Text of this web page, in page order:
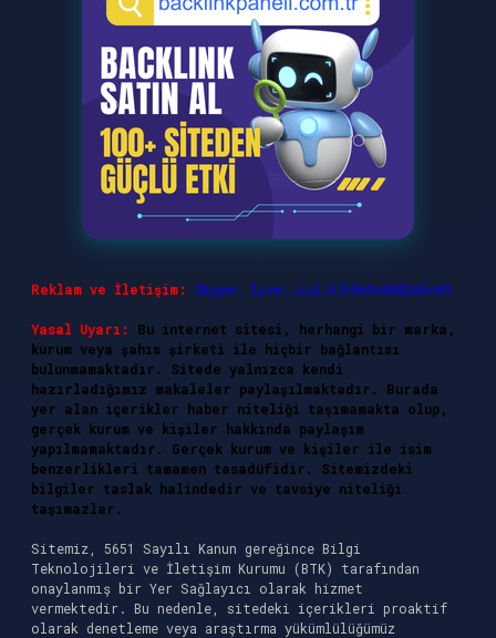
Reklam ve İletişim: Skype: live:.cid.575569c608265c69
Yasal Uyarı:
Bu internet sitesi, herhangi bir marka,
kurum veya şahıs şirketi ile hiçbir bağlantısı
bulunmamaktadır. Sitede yalnızca kendi
hazırladığımız makaleler paylaşılmaktadır. Burada
yer alan içerikler haber niteliği taşımamakta olup,
gerçek kurum ve kişiler hakkında paylaşım
yapılmamaktadır. Gerçek kurum ve kişiler ile isim
benzerlikleri tamamen tesadüfidir. Sitemizdeki
bilgiler taslak halindedir ve tavsiye niteliği
taşımazlar.
Sitemiz, 5651 Sayılı Kanun gereğince Bilgi
Teknolojileri ve İletişim Kurumu (BTK) tarafından
onaylanmış bir Yer Sağlayıcı olarak hizmet
vermektedir. Bu nedenle, sitedeki içerikleri proaktif
olarak denetleme veya araştırma yükümlülüğümüz